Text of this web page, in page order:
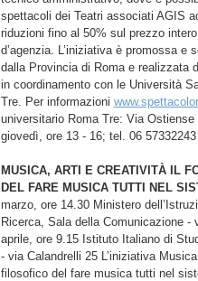
spettacoli dei Teatri associati AGIS
riduzioni fino al 50% sul prezzo
d’agenzia. L’iniziativa è promossa e
dalla Provincia di Roma e realizzata
in coordinamento con le Università
Tre. Per informazioni
universitario Roma Tre: Via
giovedì, ore 13 - 16; tel. 06 57332243
MUSICA, ARTI E CREATIVITÀ IL
DEL FARE MUSICA TUTTI NEL
marzo, ore 14.30 Ministero
Ricerca, Sala della Comunicazione -
aprile, ore 9.15 Istituto Italiano di
- via Calandrelli 25 L’iniziativa
filosofico del fare musica tutti nel